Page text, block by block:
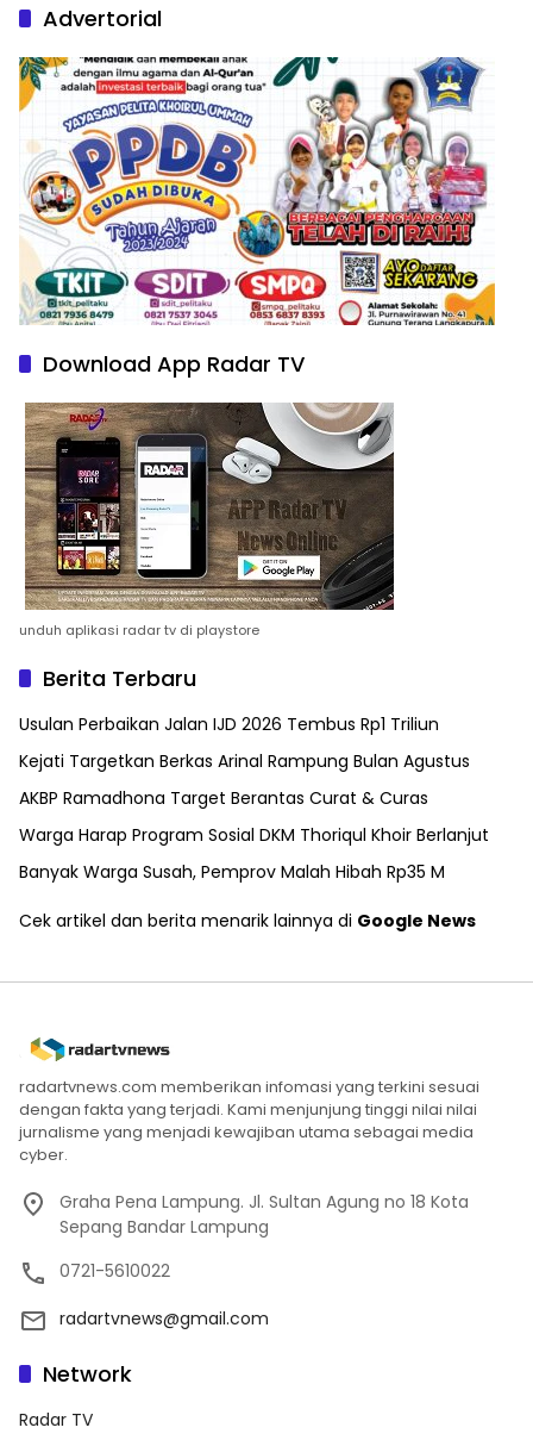
Advertorial
Download App Radar TV
unduh aplikasi radar tv di playstore
Berita Terbaru
Usulan Perbaikan Jalan IJD 2026 Tembus Rp1 Triliun
Kejati Targetkan Berkas Arinal Rampung Bulan Agustus
AKBP Ramadhona Target Berantas Curat & Curas
Warga Harap Program Sosial DKM Thoriqul Khoir Berlanjut
Banyak Warga Susah, Pemprov Malah Hibah Rp35 M
Cek artikel dan berita menarik lainnya di Google News
radartvnews.com memberikan infomasi yang terkini sesuai
dengan fakta yang terjadi. Kami menjunjung tinggi nilai nilai
jurnalisme yang menjadi kewajiban utama sebagai media
cyber.
Graha Pena Lampung. Jl. Sultan Agung no 18 Kota
Sepang Bandar Lampung
0721-5610022
radartvnews@gmail.com
Network
Radar TV